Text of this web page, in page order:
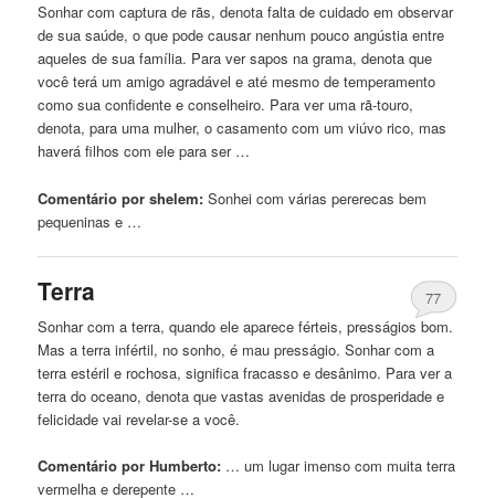
Sonharcom captura de rãs, denota falta de cuidado em observar
de sua saúde, o que pode causar nenhum pouco angústia entre
aqueles de sua família. Para ver sapos na grama, denota que
você terá um amigo agradável e até mesmo de temperamento
como sua confidente e conselheiro. Para ver uma rã-touro,
denota, para uma mulher, o casamentocom um viúvo rico, mas
haverá filhoscom ele para ser …
Comentário por shelem: Sonheicom várias pererecas bem
pequeninas e …
Terra
77
Sonharcom a terra, quando ele aparece férteis, presságios bom.
Mas a terra infértil, no sonho, é mau presságio. Sonharcom a
terra estéril e rochosa, significa fracasso e desânimo. Para ver a
terra do oceano, denota que vastas avenidas de prosperidade e
felicidade vai revelar-se a você.
Comentário por Humberto: … um lugar imensocom muita terra
vermelha e derepente …